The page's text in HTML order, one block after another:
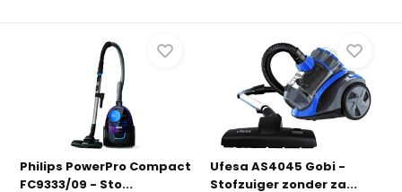
Philips PowerPro Compact
FC9333/09 - Sto...
Ufesa AS4045 Gobi -
Stofzuiger zonder za...